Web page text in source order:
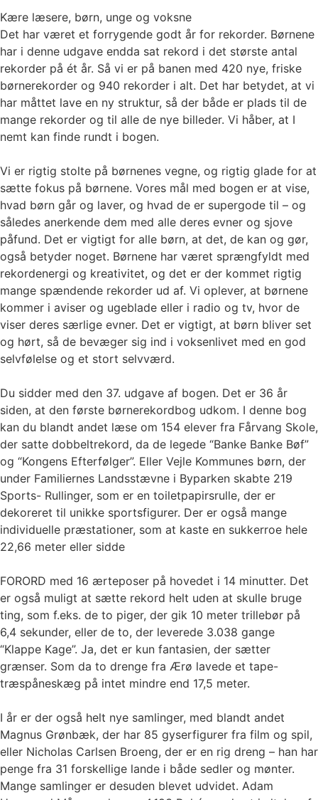
Kære læsere, børn, unge og voksne
Det har været et forrygende godt år for rekorder. Børnene
har i denne udgave endda sat rekord i det største antal
rekorder på ét år. Så vi er på banen med 420 nye, friske
børnerekorder og 940 rekorder i alt. Det har betydet, at vi
har måttet lave en ny struktur, så der både er plads til de
mange rekorder og til alle de nye billeder. Vi håber, at I
nemt kan finde rundt i bogen.
Vi er rigtig stolte på børnenes vegne, og rigtig glade for at
sætte fokus på børnene. Vores mål med bogen er at vise,
hvad børn går og laver, og hvad de er supergode til – og
således anerkende dem med alle deres evner og sjove
påfund. Det er vigtigt for alle børn, at det, de kan og gør,
også betyder noget. Børnene har været sprængfyldt med
rekordenergi og kreativitet, og det er der kommet rigtig
mange spændende rekorder ud af. Vi oplever, at børnene
kommer i aviser og ugeblade eller i radio og tv, hvor de
viser deres særlige evner. Det er vigtigt, at børn bliver set
og hørt, så de bevæger sig ind i voksenlivet med en god
selvfølelse og et stort selvværd.
Du sidder med den 37. udgave af bogen. Det er 36 år
siden, at den første børnerekordbog udkom. I denne bog
kan du blandt andet læse om 154 elever fra Fårvang Skole,
der satte dobbeltrekord, da de legede “Banke Banke Bøf”
og “Kongens Efterfølger”. Eller Vejle Kommunes børn, der
under Familiernes Landsstævne i Byparken skabte 219
Sports- Rullinger, som er en toiletpapirsrulle, der er
dekoreret til unikke sportsfigurer. Der er også mange
individuelle præstationer, som at kaste en sukkerroe hele
22,66 meter eller sidde
FORORD med 16 ærteposer på hovedet i 14 minutter. Det
er også muligt at sætte rekord helt uden at skulle bruge
ting, som f.eks. de to piger, der gik 10 meter trillebør på
6,4 sekunder, eller de to, der leverede 3.038 gange
“Klappe Kage”. Ja, det er kun fantasien, der sætter
grænser. Som da to drenge fra Ærø lavede et tape-
træspåneskæg på intet mindre end 17,5 meter.
I år er der også helt nye samlinger, med blandt andet
Magnus Grønbæk, der har 85 gyserfigurer fra film og spil,
eller Nicholas Carlsen Broeng, der er en rig dreng – han har
penge fra 31 forskellige lande i både sedler og mønter.
Mange samlinger er desuden blevet udvidet. Adam